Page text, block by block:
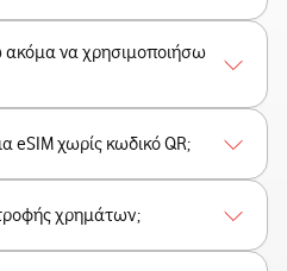
να χρησιμοποιήσω
eSIM χωρίς κωδικό QR;
χρημάτων;